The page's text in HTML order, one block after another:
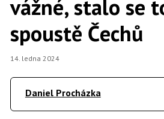
vážné, stalo se
spoustě Čechů
14. ledna 2024
Daniel Procházka